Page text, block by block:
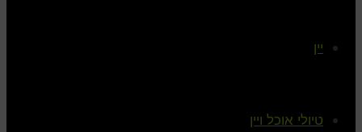
יין
טיולי אוכל ויין